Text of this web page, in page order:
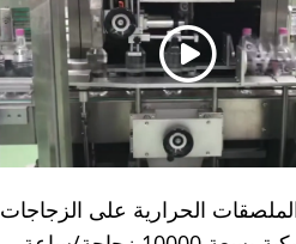
الحرارية على الزجاجات